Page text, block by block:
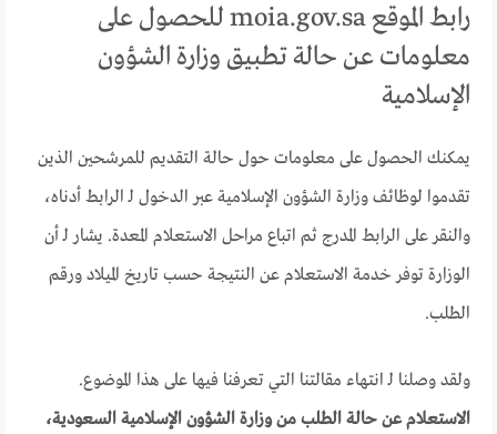
رابط الموقع moia.gov.sa للحصول على
معلومات عن حالة تطبيق وزارة الشؤون
الإسلامية
يمكنك الحصول على معلومات حول حالة التقديم للمرشحين الذين
تقدموا لوظائف وزارة الشؤون الإسلامية عبر الدخول لـ الرابط أدناه،
والنقر على الرابط المدرج ثم اتباع مراحل الاستعلام المعدة. يشار لـ أن
الوزارة توفر خدمة الاستعلام عن النتيجة حسب تاريخ الميلاد ورقم
الطلب.
ولقد وصلنا لـ انتهاء مقالتنا التي تعرفنا فيها على هذا الموضوع.
الاستعلام عن حالة الطلب من وزارة الشؤون الإسلامية السعودية،